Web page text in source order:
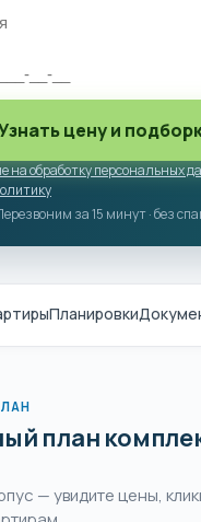
цену и
на обработку персональных
за 15 минут · без
Планировки
план
— увидите цены,